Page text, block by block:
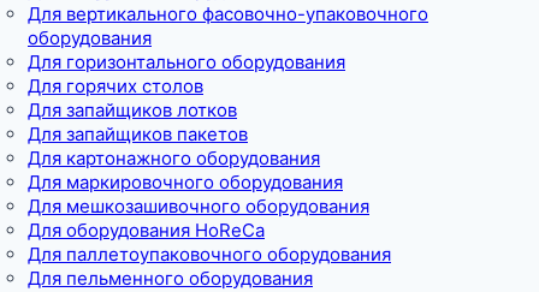
Для вертикального фасовочно-упаковочного
оборудования
Для горизонтального оборудования
Для горячих столов
Для запайщиков лотков
Для запайщиков пакетов
Для картонажного оборудования
Для маркировочного оборудования
Для мешкозашивочного оборудования
Для оборудования HoReCa
Для паллетоупаковочного оборудования
Для пельменного оборудования